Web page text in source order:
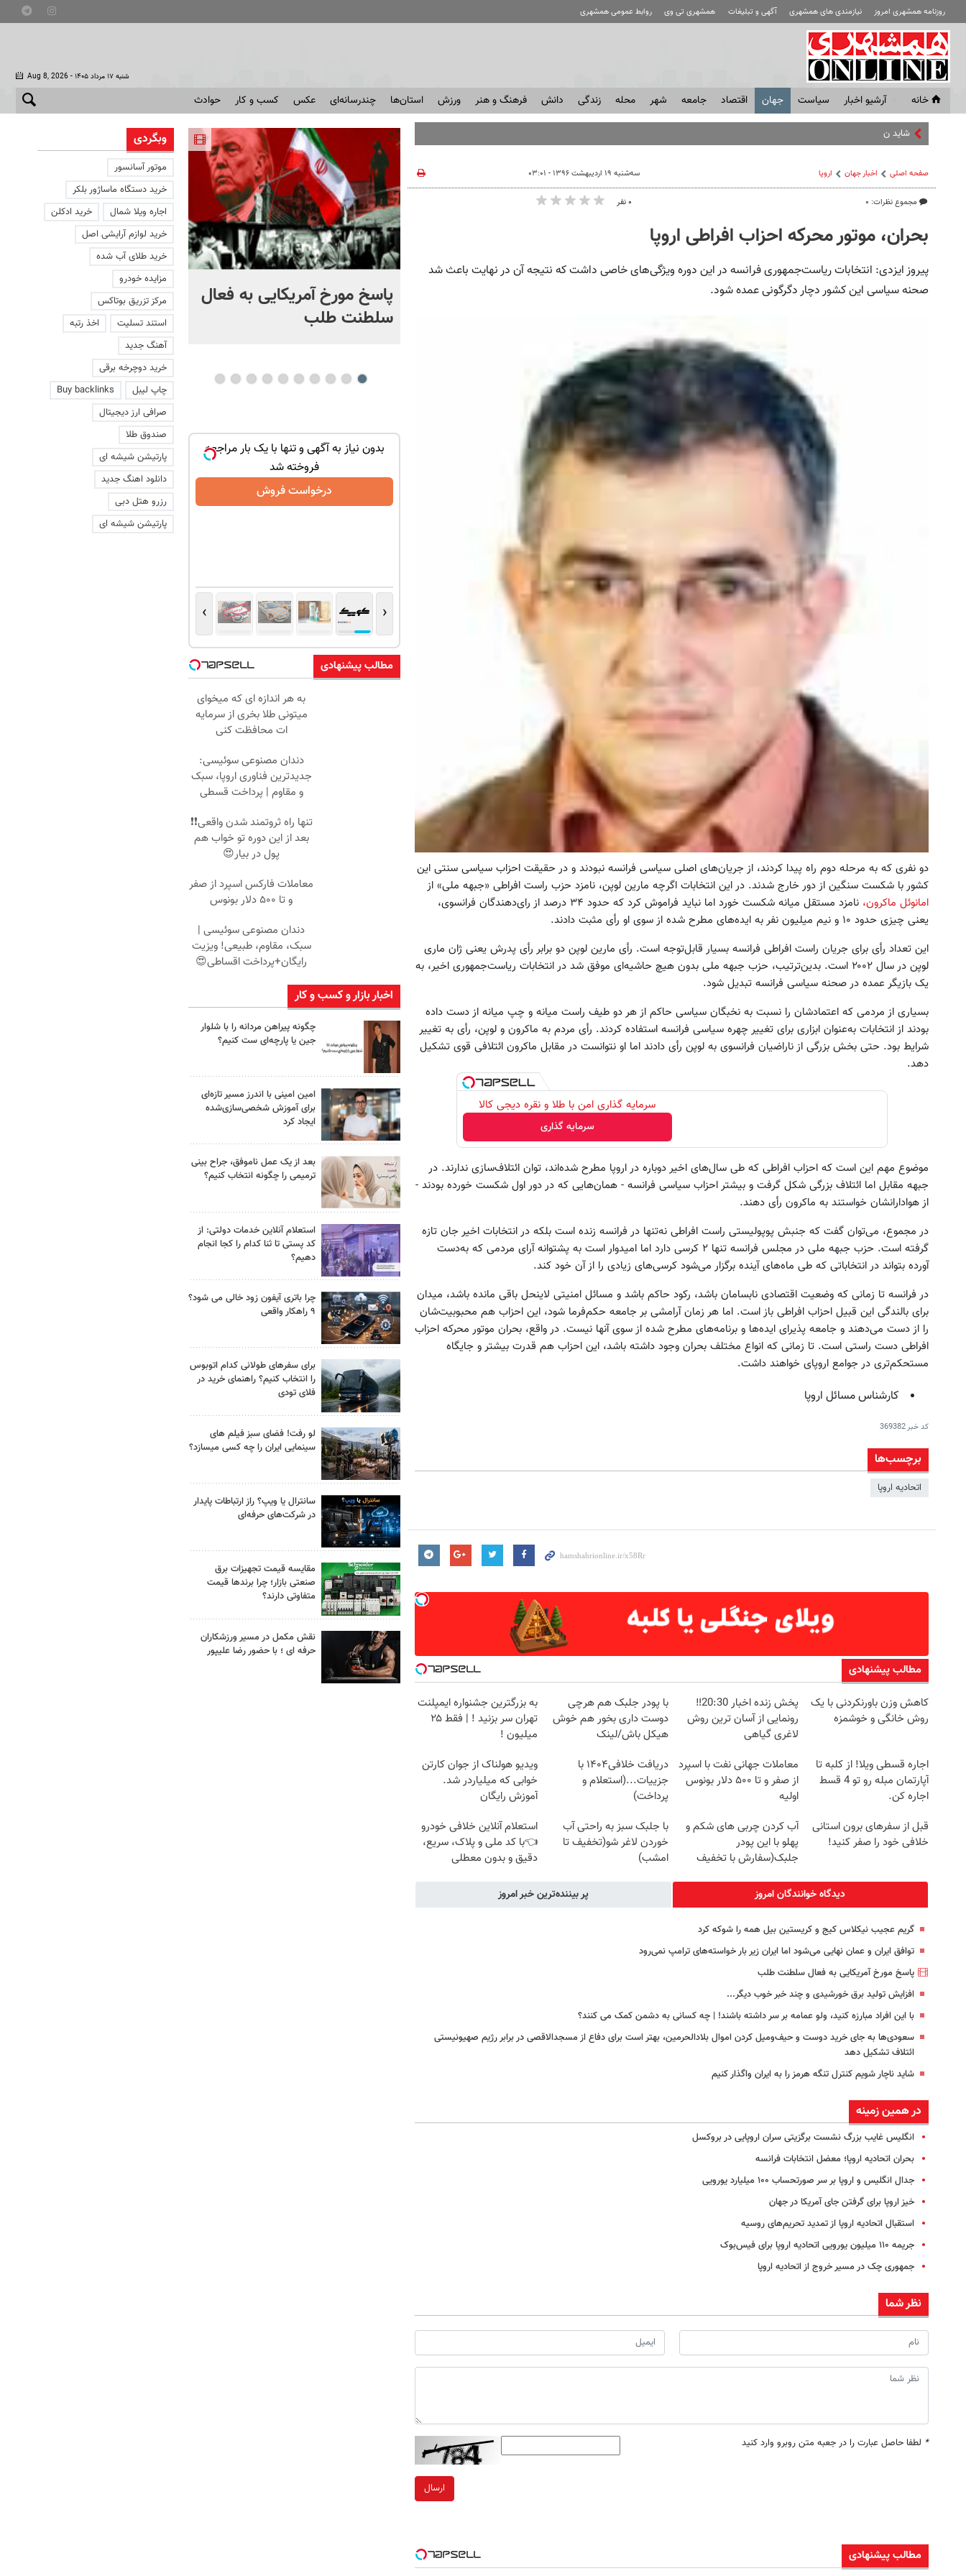
روزنامه همشهری امروز نیازمندی های همشهری آگهی و تبلیغات همشهری تی وی روابط عمومی همشهری
Aug 8, 2026 - شنبه ۱۷ مرداد ۱۴۰۵
خانه آرشیو اخبار سياست جهان اقتصاد جامعه شهر محله زندگی دانش فرهنگ و هنر ورزش استان‌ها چندرسانه‌ای عکس کسب و کار حوادث
شاید ناچار شویم کنترل تنگه ه
صفحه اصلی اخبار جهان اروپا
مجموع نظرات: ۰
سه‌شنبه ۱۹ اردیبهشت ۱۳۹۶ - ۰۳:۰۱
۰ نفر
بحران، موتور محرکه احزاب افراطی اروپا
پیروز ایزدی: انتخابات ریاست‌جمهوری فرانسه در این دوره ویژگی‌های خاصی داشت که نتیجه آن در نهایت باعث شد
صحنه سیاسی این کشور دچار دگرگونی عمده شود.
دو نفری که به مرحله دوم راه پیدا کردند، از جریان‌های اصلی سیاسی فرانسه نبودند و در حقیقت احزاب سیاسی سنتی این
کشور با شکست سنگین از دور خارج شدند. در این انتخابات اگرچه مارین لوپن، نامزد حزب راست افراطی «جبهه ملی» از
امانوئل ماکرون،
نامزد مستقل میانه شکست خورد اما نباید فراموش کرد که حدود ۳۴ درصد از رای‌دهندگان فرانسوی،
یعنی چیزی حدود ۱۰ و نیم میلیون نفر به ایده‌های مطرح شده از سوی او رأی مثبت دادند.
این تعداد رأی برای جریان راست افراطی فرانسه بسیار قابل‌توجه است. رأی مارین لوپن دو برابر رأی پدرش یعنی ژان ماری
لوپن در سال ۲۰۰۲ است. بدین‌ترتیب، حزب جبهه ملی بدون هیچ‌ حاشیه‌ای موفق شد در انتخابات ریاست‌جمهوری اخیر، به
یک بازیگر عمده در صحنه سیاسی فرانسه تبدیل شود.
بسیاری از مردمی که اعتمادشان را نسبت به نخبگان سیاسی حاکم از هر دو طیف راست میانه و چپ میانه از دست داده
بودند از انتخابات به‌عنوان ابزاری برای تغییر چهره سیاسی فرانسه استفاده کردند. رأی مردم به ماکرون و لوپن، رأی به تغییر
شرایط بود. حتی بخش بزرگی از ناراضیان فرانسوی به لوپن رأی دادند اما او نتوانست در مقابل ماکرون ائتلافی قوی تشکیل
دهد.
سرمایه گذاری امن با طلا و نقره دیجی کالا
سرمایه گذاری
موضوع مهم این است که احزاب افراطی که طی سال‌های اخیر دوباره در اروپا مطرح شده‌اند، توان ائتلاف‌سازی ندارند. در
جبهه مقابل اما ائتلاف بزرگی شکل گرفت و بیشتر احزاب سیاسی فرانسه - همان‌هایی که در دور اول شکست خورده بودند -
از هوادارانشان خواستند به ماکرون رأی دهند.
در مجموع، می‌توان گفت که جنبش پوپولیستی راست افراطی نه‌تنها در فرانسه زنده است بلکه در انتخابات اخیر جان تازه
گرفته است. حزب جبهه ملی در مجلس فرانسه تنها ۲ کرسی دارد اما امیدوار است به پشتوانه آرای مردمی که به‌دست
آورده بتواند در انتخاباتی که طی ماه‌های آینده برگزار می‌شود کرسی‌های زیادی را از آن خود کند.
در فرانسه تا زمانی که وضعیت اقتصادی نابسامان باشد، رکود حاکم باشد و مسائل امنیتی لاینحل باقی مانده باشد، میدان
برای بالندگی این قبیل احزاب افراطی باز است. اما هر زمان آرامشی بر جامعه حکم‌فرما شود، این احزاب هم محبوبیت‌شان
را از دست می‌دهند و جامعه پذیرای ایده‌ها و برنامه‌های مطرح شده از سوی آنها نیست. در واقع، بحران موتور محرکه احزاب
افراطی دست راستی است. تا زمانی که انواع مختلف بحران وجود داشته باشد، این احزاب هم قدرت بیشتر و جایگاه
مستحکم‌تری در جوامع اروپای خواهند داشت.
کارشناس مسائل اروپا
کد خبر369382
برچسب‌ها
اتحادیه اروپا
مطالب پیشنهادی
کاهش وزن باورنکردنی با یک
روش خانگی و خوشمزه
پخش زنده اخبار 20:30‼️
رونمایی از آسان ترین روش
لاغری گیاهی
با پودر جلبک هم هرچی
دوست داری بخور هم خوش
هیکل باش/لینک
به بزرگترین جشنواره ایمپلنت
تهران سر بزنید ! | فقط ۲۵
میلیون !
اجاره‌ قسطی ویلا! از کلبه تا
آپارتمان مبله رو تو 4 قسط
اجاره کن.
معاملات جهانی نفت با اسپرد
از صفر و تا ۵۰۰ دلار بونوس
اولیه
دریافت خلافی۱۴۰۴ با
جزییات...(استعلام و
پرداخت)
ویدیو هولناک از جوان کارتن
خوابی که میلیاردر شد.
آموزش رایگان
قبل از سفرهای برون استانی
خلافی خود را صفر کنید!
آب کردن چربی های شکم و
پهلو با این پودر
جلبک(سفارش با تخفیف
با جلبک سبز به راحتی آب
خوردن لاغر شو(تخفیف تا
امشب)
استعلام آنلاین خلافی خودرو
👈با کد ملی و پلاک، سریع،
دقیق و بدون معطلی
دیدگاه خوانندگان امروز پر بیننده‌ترین خبر امروز
گریم عجیب نیکلاس کیج و کریستین بیل همه را شوکه کرد
توافق ایران و عمان نهایی می‌شود اما ایران زیر بار خواسته‌های ترامپ نمی‌رود
پاسخ مورخ آمریکایی به فعال سلطنت طلب
افزایش تولید برق خورشیدی و چند خبر خوب دیگر...
با این افراد مبارزه کنید، ولو عمامه بر سر داشته باشند! | چه کسانی به دشمن کمک می کنند؟
سعودی‌ها به جای خرید دوست و حیف‌ومیل کردن اموال بلادالحرمین، بهتر است برای دفاع از مسجدالاقصی در برابر رژیم صهیونیستی
ائتلاف تشکیل دهد
شاید ناچار شویم کنترل تنگه هرمز را به ایران واگذار کنیم
در همین زمینه
انگلیس غایب بزرگ نشست برگزیتی سران اروپایی در بروکسل
بحران اتحادیه اروپا؛ معضل انتخابات فرانسه
جدال انگلیس و اروپا بر سر صورتحساب ۱۰۰ میلیارد یورویی
خیز اروپا برای گرفتن جای آمریکا در جهان
استقبال اتحادیه اروپا از تمدید تحریم‌های روسیه
جریمه ۱۱۰ میلیون یورویی اتحادیه اروپا برای فیس‌بوک
جمهوری چک در مسیر خروج از اتحادیه اروپا
نظر شما
* لطفا حاصل عبارت را در جعبه متن روبرو وارد کنید
ارسال
مطالب پیشنهادی
پاسخ مورخ آمریکایی به فعال
سلطنت طلب
با دوچرخه به مترو بروید
کوییک گذاشتی برای فروش ؟ اینجا جای این پک تقویت موی جلبک توی حمومت
خرید محصول
تنها در چند ساعت و با یکبار مراجعه فروخته
درخواست فروش
بدون نیاز به آگهی و تنها با یک بار مراجعه
فروخته شد
درخواست فروش
‹
›
مطالب پیشنهادی
به هر اندازه ای که میخوای
میتونی طلا بخری از سرمایه
ات محافظت کنی
دندان مصنوعی سوئیسی:
جدیدترین فناوری اروپا، سبک
و مقاوم | پرداخت قسطی
تنها راه ثروتمند شدن واقعی❗❗
بعد از این دوره تو خواب هم
پول در بیار😍
معاملات فارکس اسپرد از صفر
و تا ۵۰۰ دلار بونوس
دندان مصنوعی سوئیسی |
سبک، مقاوم، طبیعی! ویزیت
رایگان+پرداخت اقساطی😍
اخبار بازار و کسب و کار
چگونه پیراهن مردانه را با شلوار
جین یا پارچه‌ای ست کنیم؟
امین امینی با اندرز مسیر تازه‌ای
برای آموزش شخصی‌سازی‌شده
ایجاد کرد
بعد از یک عمل ناموفق، جراح بینی
ترمیمی را چگونه انتخاب کنیم؟
استعلام آنلاین خدمات دولتی: از
کد پستی تا ثنا کدام را کجا انجام
دهیم؟
چرا باتری آیفون زود خالی می شود؟
۹ راهکار واقعی
برای سفرهای طولانی کدام اتوبوس
را انتخاب کنیم؟ راهنمای خرید در
فلای تودی
لو رفت! فضای سبز فیلم های
سینمایی ایران را چه کسی میسازد؟
سانترال یا ویپ؟ راز ارتباطات پایدار
در شرکت‌های حرفه‌ای
مقایسه قیمت تجهیزات برق
صنعتی بازار؛ چرا برندها قیمت
متفاوتی دارند؟
نقش مکمل در مسیر ورزشکاران
حرفه ای ؛ با حضور رضا علیپور
وبگردی
موتور آسانسور
خرید دستگاه ماساژور بلکر
اجاره ویلا شمال
خرید ادکلن
خرید لوازم آرایشی اصل
خرید طلای آب شده
مزایده خودرو
مرکز تزریق بوتاکس
استند تسلیت
اخذ رتبه
آهنگ جدید
خرید دوچرخه برقی
چاپ لیبل
Buy backlinks
صرافی ارز دیجیتال
صندوق طلا
پارتیشن شیشه ای
دانلود اهنگ جدید
رزرو هتل دبی
پارتیشن شیشه ای